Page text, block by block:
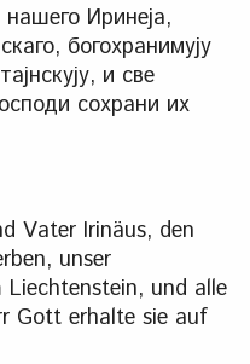
Иринеја,
богохранимују
и све
сохрани их
Vater Irinäus, den
unser
und alle
Gott erhalte sie auf